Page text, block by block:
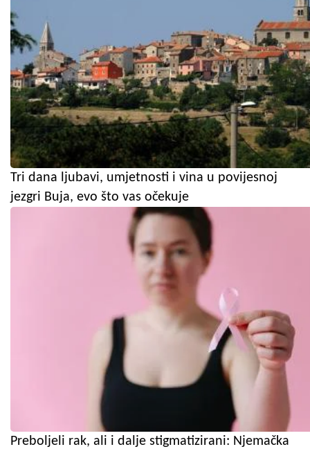
Tri dana ljubavi, umjetnosti i vina u povijesnoj
jezgri Buja, evo što vas očekuje
Preboljeli rak, ali i dalje stigmatizirani: Njemačka